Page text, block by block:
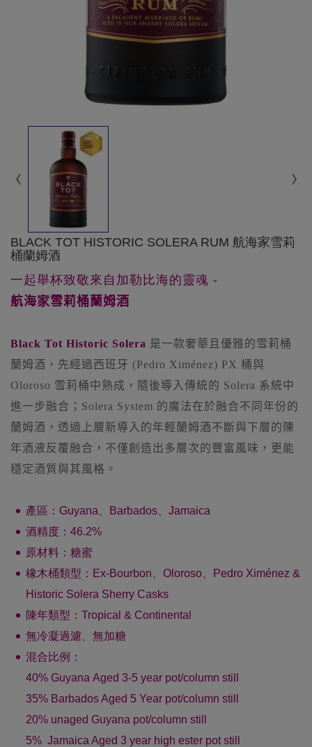
BLACK TOT HISTORIC SOLERA RUM 航海家雪莉
桶蘭姆酒
一起舉杯致敬來自加勒比海的靈魂 -
航海家雪莉桶蘭姆酒
Black Tot Historic Solera 是一款奢華且優雅的雪莉桶
蘭姆酒，先經過西班牙 (Pedro Ximénez) PX 桶與
Oloroso 雪莉桶中熟成，隨後導入傳統的 Solera 系統中
進一步融合；Solera System 的魔法在於融合不同年份的
蘭姆酒，透過上層新導入的年輕蘭姆酒不斷與下層的陳
年酒液反覆融合，不僅創造出多層次的豐富風味，更能
穩定酒質與其風格。
產區：Guyana、Barbados、Jamaica
酒精度：46.2%
原材料：糖蜜
橡木桶類型：Ex-Bourbon
Oloroso
Pedro Ximénez &
Historic Solera Sherry Casks
陳年類型：Tropical & Continental
無冷凝過濾、無加糖
混合比例：
40% Guyana Aged 3-5 year pot/column still
35% Barbados Aged 5 Year pot/column still
20% unaged Guyana pot/column still
5% Jamaica Aged 3 year high ester pot still